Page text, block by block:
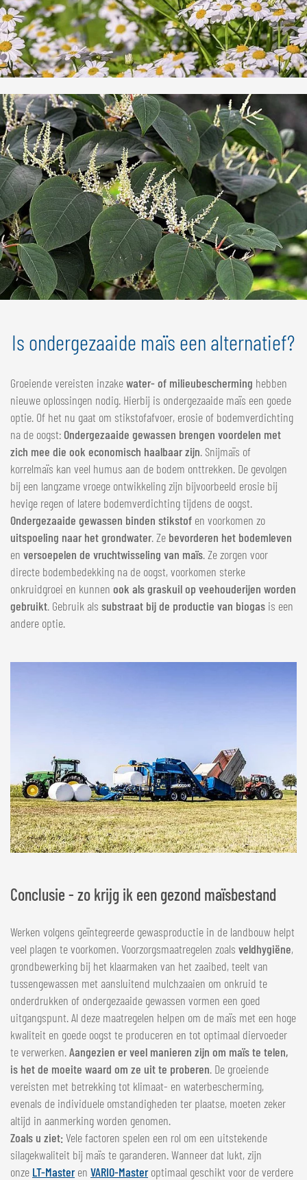
Is ondergezaaide maïs een alternatief?
Groeiende vereisten inzakewater- of milieubescherming hebben
nieuwe oplossingen nodig. Hierbij is ondergezaaide maïs een goede
optie. Of het nu gaat om stikstofafvoer, erosie of bodemverdichting
na de oogst: Ondergezaaide gewassen brengen voordelen met
zich mee die ook economisch haalbaar zijn. Snijmaïs of
korrelmaïs kan veel humus aan de bodem onttrekken. De gevolgen
bij een langzame vroege ontwikkeling zijn bijvoorbeeld erosie bij
hevige regen of latere bodemverdichting tijdens de oogst.
Ondergezaaide gewassen binden stikstof en voorkomen zo
uitspoeling naar het grondwater. Ze bevorderen het bodemleven
en versoepelen de vruchtwisseling van maïs. Ze zorgen voor
directe bodembedekking na de oogst, voorkomen sterke
onkruidgroei en kunnen ook als graskuil op veehouderijen worden
gebruikt. Gebruik als substraat bij de productie van biogas is een
andere optie.
Conclusie - zo krijg ik een gezond maïsbestand
Werken volgens geïntegreerde gewasproductie in de landbouw helpt
veel plagen te voorkomen. Voorzorgsmaatregelen zoals veldhygiëne,
grondbewerking bij het klaarmaken van het zaaibed, teelt van
tussengewassen met aansluitend mulchzaaien om onkruid te
onderdrukken of ondergezaaide gewassen vormen een goed
uitgangspunt. Al deze maatregelen helpen om de maïs met een hoge
kwaliteit en goede oogst te produceren en tot optimaal diervoeder
te verwerken.Aangezien er veel manieren zijn om maïs te telen,
is het de moeite waard om ze uit te proberen. De groeiende
vereisten met betrekking tot klimaat- en waterbescherming,
evenals de individuele omstandigheden ter plaatse, moeten zeker
altijd in aanmerking worden genomen.
Zoals u ziet: Vele factoren spelen een rol om een uitstekende
silagekwaliteit bij maïs te garanderen. Wanneer dat lukt, zijn
onze LT-Master en VARIO-Master optimaal geschikt voor de verdere